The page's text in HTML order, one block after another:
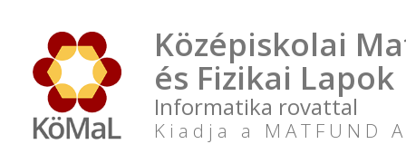
Középiskolai
és Fizikai Lapok
Informatika rovattal
Kiadja a MATFUND